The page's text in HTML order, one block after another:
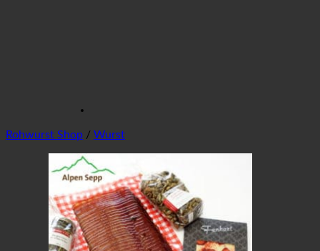
Rohwurst Shop / Wurst